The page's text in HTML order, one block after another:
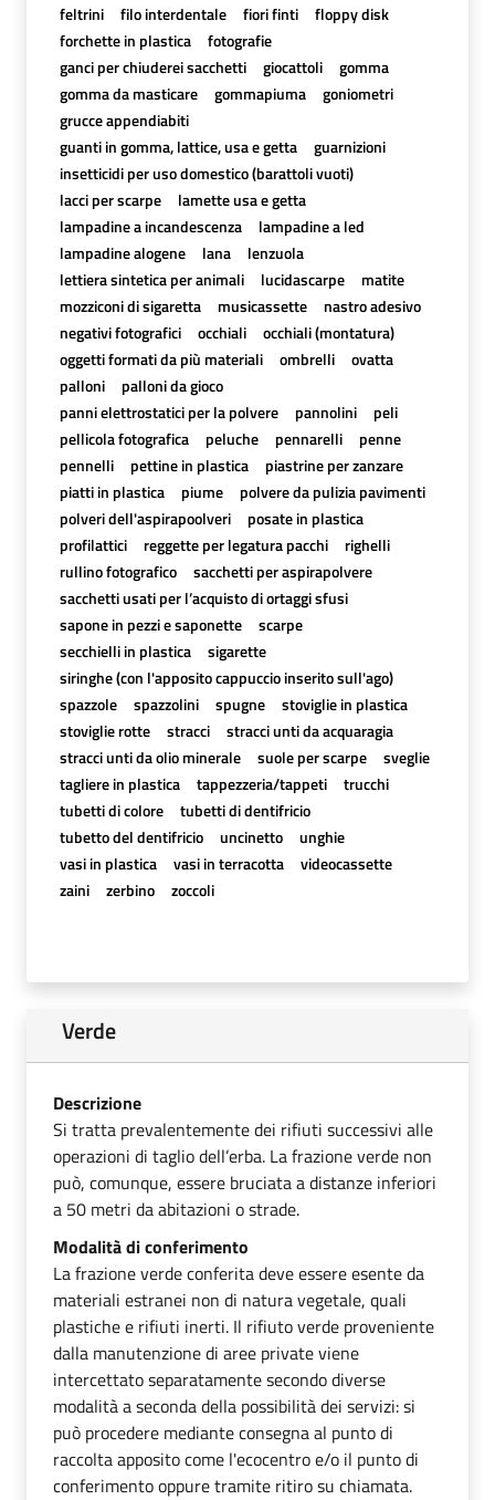
feltrini
filo interdentale fiori finti
floppy disk
forchette in plastica
fotografie
ganci per chiuderei sacchetti
giocattoli
gomma
gomma da masticare
gommapiuma
goniometri
grucce appendiabiti
guanti in gomma, lattice, usa e getta
guarnizioni
insetticidi per uso domestico (barattoli vuoti)
lacci per scarpe
lamette usa e getta
lampadine a incandescenza
lampadine a led
lampadine alogene
lana
lenzuola
lettiera sintetica per animali
lucidascarpe
matite
mozziconi di sigaretta
musicassette
nastro adesivo
negativi fotografici
occhiali
occhiali (montatura)
oggetti formati da più materiali
ombrelli
ovatta
palloni
palloni da gioco
panni elettrostatici per la polvere
pannolini
peli
pellicola fotografica
peluche pennarelli
penne
pennelli
pettine in plastica
piastrine per zanzare
piatti in plastica
piume
polvere da pulizia pavimenti
polveri dell'aspirapoolveri
posate in plastica
profilattici
reggette per legatura pacchi
righelli
rullino fotografico
sacchetti per aspirapolvere
sacchetti usati per l’acquisto di ortaggi sfusi
sapone in pezzi e saponette
scarpe
secchielli in plastica
sigarette
siringhe (con l'apposito cappuccio inserito sull'ago)
spazzole
spazzolini spugne
stoviglie in plastica
stoviglie rotte
stracci
stracci unti da acquaragia
stracci unti da olio minerale
suole per scarpe
sveglie
tagliere in plastica
tappezzeria/tappeti
trucchi
tubetti di colore
tubetti di dentifricio
tubetto del dentifricio
uncinetto
unghie
vasi in plastica
vasi in terracotta
videocassette
zaini
zerbino zoccoli
Verde
Descrizione
Si tratta prevalentemente dei rifiuti successivi alle
operazioni di taglio dell’erba. La frazione verde non
può, comunque, essere bruciata a distanze inferiori
a 50 metri da abitazioni o strade.
Modalità di conferimento
La frazione verde conferita deve essere esente da
materiali estranei non di natura vegetale, quali
plastiche e rifiuti inerti. Il rifiuto verde proveniente
dalla manutenzione di aree private viene
intercettato separatamente secondo diverse
modalità a seconda della possibilità dei servizi: si
può procedere mediante consegna al punto di
raccolta apposito come l'ecocentro e/o il punto di
conferimento oppure tramite ritiro su chiamata.